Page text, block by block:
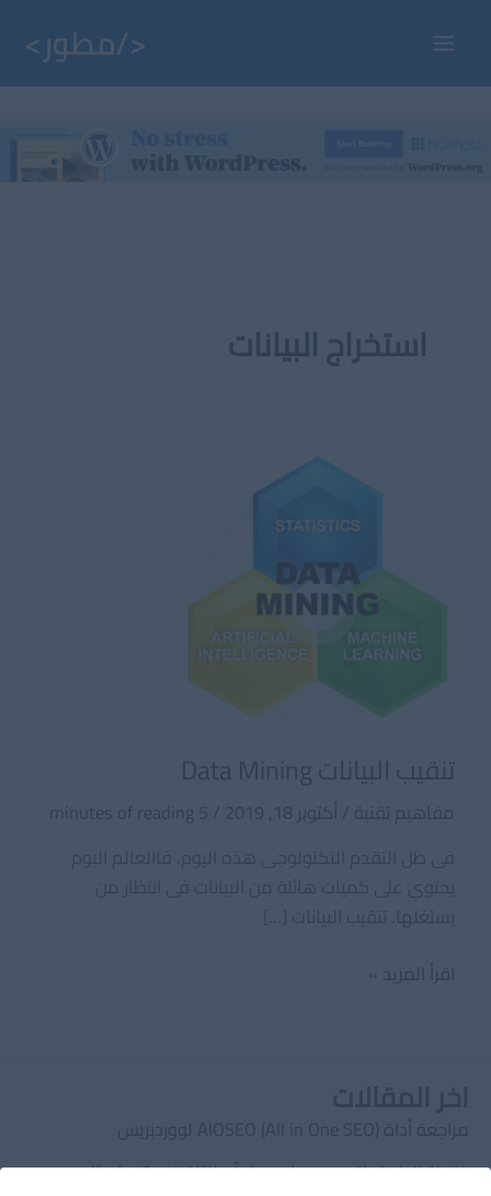
Main
استخراج البيانات
تنقيب البيانات Data Mining
مفاهيم تقنية / أكتوبر 18, 2019 /
5 minutes of reading
تنقيب
اقرأ المزيد »
مراجعة أداة AIOSEO (All in One SEO) لووردبريس
خارطة الطريق لتصبح مهندس تعلّم الآلة في 12 شهرًا